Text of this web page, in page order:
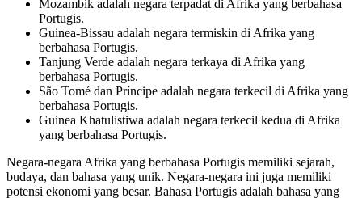
Mozambik adalah negara terpadat di Afrika yang berbahasa
Portugis.
Guinea-Bissau adalah negara termiskin di Afrika yang
berbahasa Portugis.
Tanjung Verde adalah negara terkaya di Afrika yang
berbahasa Portugis.
São Tomé dan Príncipe adalah negara terkecil di Afrika yang
berbahasa Portugis.
Guinea Khatulistiwa adalah negara terkecil kedua di Afrika
yang berbahasa Portugis.
Negara-negara Afrika yang berbahasa Portugis memiliki sejarah,
budaya, dan bahasa yang unik. Negara-negara ini juga memiliki
potensi ekonomi yang besar. Bahasa Portugis adalah bahasa yang